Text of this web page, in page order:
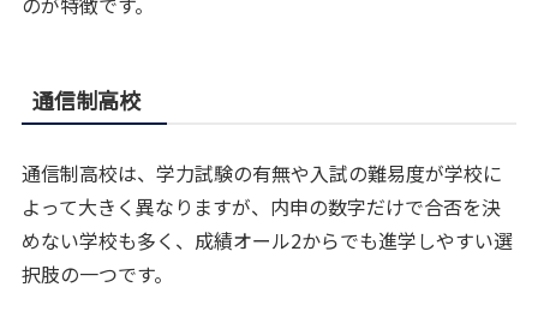
通信制高校
通信制高校は、学力試験の有無や入試の難易度が学校に
よって大きく異なりますが、内申の数字だけで合否を決
めない学校も多く、成績オール2からでも進学しやすい選
択肢の一つです。